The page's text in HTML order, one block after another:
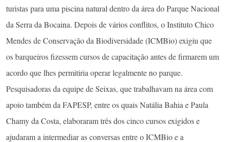
turistas para uma piscina natural dentro da área do Parque Nacional
da Serra da Bocaina. Depois de vários conflitos, o Instituto Chico
Mendes de Conservação da Biodiversidade (ICMBio) exigiu que
os barqueiros fizessem cursos de capacitação antes de firmarem um
acordo que lhes permitiria operar legalmente no parque.
Pesquisadoras da equipe de Seixas, que trabalhavam na área com
apoio também da FAPESP, entre os quais Natália Bahia e Paula
Chamy da Costa, elaboraram três dos cinco cursos exigidos e
ajudaram a intermediar as conversas entre o ICMBio e a